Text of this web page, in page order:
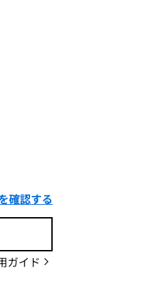
確認する
ガイド